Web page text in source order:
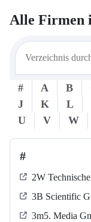
Alle Firmen
# A B
J
K L
U
V W
#
2W
3B Scientific
3m5. Media